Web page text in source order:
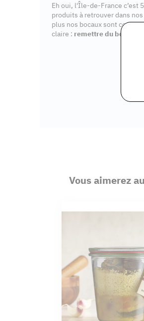
Eh oui, l'Île-de-France c’est
produits à retrouver dans nos
plus nos bocaux sont
claire : remettre du bon sens
Vous aimerez